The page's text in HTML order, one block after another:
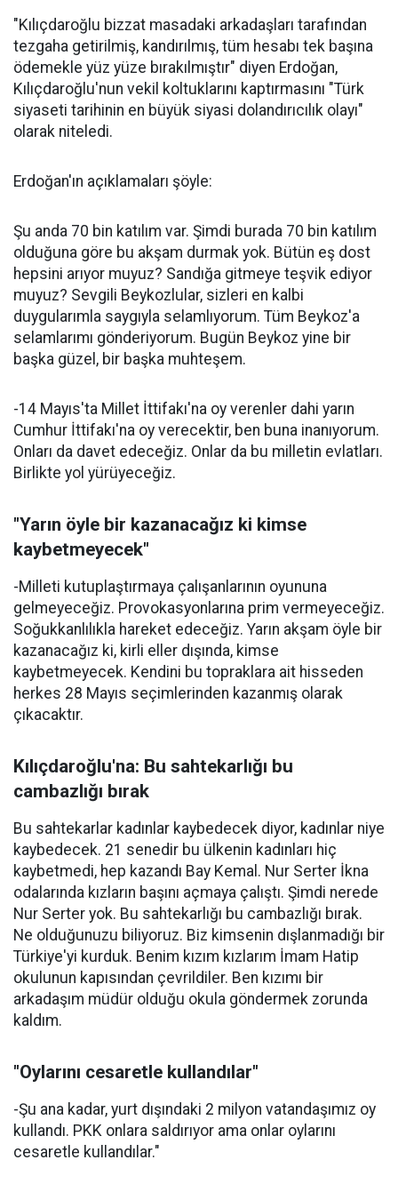
"Kılıçdaroğlu bizzat masadaki arkadaşları tarafından
tezgaha getirilmiş, kandırılmış, tüm hesabı tek başına
ödemekle yüz yüze bırakılmıştır" diyen Erdoğan,
Kılıçdaroğlu'nun vekil koltuklarını kaptırmasını "Türk
siyaseti tarihinin en büyük siyasi dolandırıcılık olayı"
olarak niteledi.
Erdoğan'ın açıklamaları şöyle:
Şu anda 70 bin katılım var. Şimdi burada 70 bin katılım
olduğuna göre bu akşam durmak yok. Bütün eş dost
hepsini arıyor muyuz? Sandığa gitmeye teşvik ediyor
muyuz? Sevgili Beykozlular, sizleri en kalbi
duygularımla saygıyla selamlıyorum. Tüm Beykoz'a
selamlarımı gönderiyorum. Bugün Beykoz yine bir
başka güzel, bir başka muhteşem.
-14 Mayıs'ta Millet İttifakı'na oy verenler dahi yarın
Cumhur İttifakı'na oy verecektir, ben buna inanıyorum.
Onları da davet edeceğiz. Onlar da bu milletin evlatları.
Birlikte yol yürüyeceğiz.
"Yarın öyle bir kazanacağız ki kimse
kaybetmeyecek"
-Milleti kutuplaştırmaya çalışanlarının oyununa
gelmeyeceğiz. Provokasyonlarına prim vermeyeceğiz.
Soğukkanlılıkla hareket edeceğiz. Yarın akşam öyle bir
kazanacağız ki, kirli eller dışında, kimse
kaybetmeyecek. Kendini bu topraklara ait hisseden
herkes 28 Mayıs seçimlerinden kazanmış olarak
çıkacaktır.
Kılıçdaroğlu'na: Bu sahtekarlığı bu
cambazlığı bırak
Bu sahtekarlar kadınlar kaybedecek diyor, kadınlar niye
kaybedecek. 21 senedir bu ülkenin kadınları hiç
kaybetmedi, hep kazandı Bay Kemal. Nur Serter İkna
odalarında kızların başını açmaya çalıştı. Şimdi nerede
Nur Serter yok. Bu sahtekarlığı bu cambazlığı bırak.
Ne olduğunuzu biliyoruz. Biz kimsenin dışlanmadığı bir
Türkiye'yi kurduk. Benim kızım kızlarım İmam Hatip
okulunun kapısından çevrildiler. Ben kızımı bir
arkadaşım müdür olduğu okula göndermek zorunda
kaldım.
"Oylarını cesaretle kullandılar"
-Şu ana kadar, yurt dışındaki 2 milyon vatandaşımız oy
kullandı. PKK onlara saldırıyor ama onlar oylarını
cesaretle kullandılar."